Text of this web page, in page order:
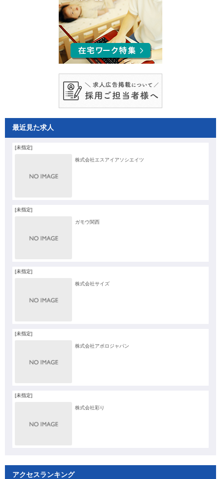
最近見た求人
[未指定]
株式会社エスアイアソシエイツ
[未指定]
ガモウ関西
[未指定]
株式会社サイズ
[未指定]
株式会社アポロジャパン
[未指定]
株式会社彩り
アクセスランキング